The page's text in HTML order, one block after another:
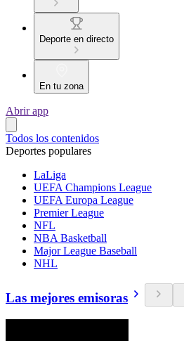
Deporte en directo
En tu zona
Abrir app
Todos los contenidos
Deportes populares
LaLiga
UEFA Champions League
UEFA Europa League
Premier League
NFL
NBA Basketball
Major League Baseball
NHL
Las mejores emisoras